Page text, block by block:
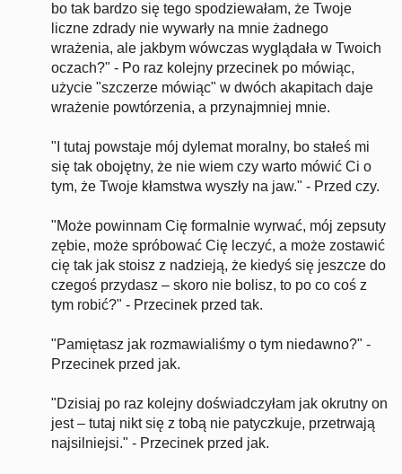
bo tak bardzo się tego spodziewałam, że Twoje
liczne zdrady nie wywarły na mnie żadnego
wrażenia, ale jakbym wówczas wyglądała w Twoich
oczach?" - Po raz kolejny przecinek po mówiąc,
użycie "szczerze mówiąc" w dwóch akapitach daje
wrażenie powtórzenia, a przynajmniej mnie.
"I tutaj powstaje mój dylemat moralny, bo stałeś mi
się tak obojętny, że nie wiem czy warto mówić Ci o
tym, że Twoje kłamstwa wyszły na jaw." - Przed czy.
"Może powinnam Cię formalnie wyrwać, mój zepsuty
zębie, może spróbować Cię leczyć, a może zostawić
cię tak jak stoisz z nadzieją, że kiedyś się jeszcze do
czegoś przydasz – skoro nie bolisz, to po co coś z
tym robić?" - Przecinek przed tak.
"Pamiętasz jak rozmawialiśmy o tym niedawno?" -
Przecinek przed jak.
"Dzisiaj po raz kolejny doświadczyłam jak okrutny on
jest – tutaj nikt się z tobą nie patyczkuje, przetrwają
najsilniejsi." - Przecinek przed jak.